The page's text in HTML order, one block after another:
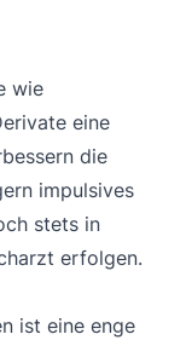
wie
eine
die
impulsives
stets in
erfolgen.
ist eine enge